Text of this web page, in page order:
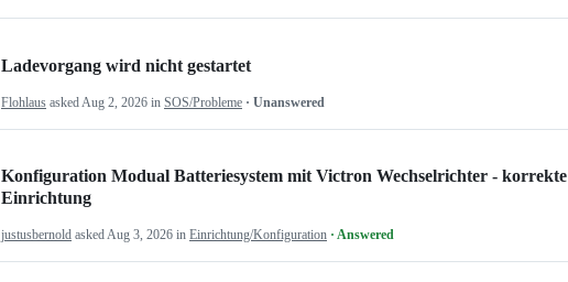
Ladevorgang wird nicht gestartet
Flohlaus askedAug 2, 2026 in SOS/Probleme · Unanswered
Konfiguration Modual Batteriesystem mit Victron Wechselrichter - korrekte
Einrichtung
justusbernold askedAug 3, 2026 in Einrichtung/Konfiguration · Answered